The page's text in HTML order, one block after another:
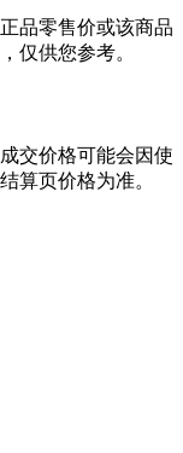
品零售价或该商品
仅供您参考。
交价格可能会因使
算页价格为准。